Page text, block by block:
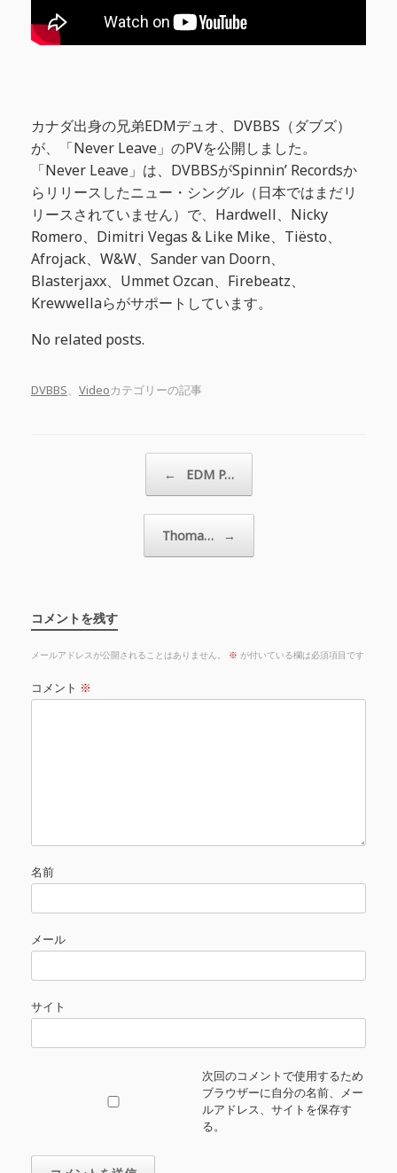
カナダ出身の兄弟EDMデュオ、DVBBS（ダブズ）
が、「Never Leave」のPVを公開しました。
「Never Leave」は、DVBBSがSpinnin’ Recordsか
らリリースしたニュー・シングル（日本ではまだリ
リースされていません）で、Hardwell、Nicky
Romero、Dimitri Vegas & Like Mike、Tiësto、
Afrojack、W&W、Sander van Doorn、
Blasterjaxx、Ummet Ozcan、Firebeatz、
Krewwellaらがサポートしています。
No related posts.
DVBBS、 Videoカテゴリーの記事
← EDM P…
Thoma… →
コメントを残す
メールアドレスが公開されることはありません。 ※ が付いている欄は必須項目です
コメント ※
名前
メール
サイト
次回のコメントで使用するため
ブラウザーに自分の名前、メー
ルアドレス、サイトを保存す
る。